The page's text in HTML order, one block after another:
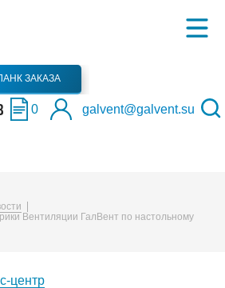
ЗАКАЗА
0 galvent@galvent.su
Вентиляции ГалВент по настольному
центр